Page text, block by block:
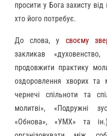
просити у Бога захисту
хто його потребує.
До слова, у своєму
закликав
продовжити практику
оздоровлення хворих та
чернечі спільноти та
молитві», «Подружні
«Обнова», «УМХ» та